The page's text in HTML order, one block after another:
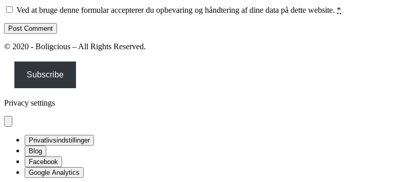
Ved at bruge denne formular accepterer du opbevaring og håndtering af dine data på dette website. *
© 2020 - Boligcious – All Rights Reserved.
Subscribe
Privacy settings
Privatlivsindstillinger
Blog
Facebook
Google Analytics